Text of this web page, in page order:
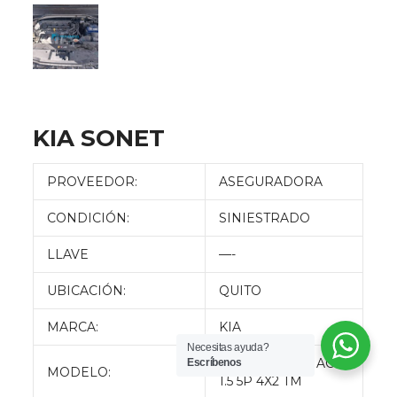
KIA SONET
PROVEEDOR: ASEGURADORA
CONDICIÓN: SINIESTRADO
LLAVE —-
UBICACIÓN: QUITO
MARCA: KIA
MODELO:
SONET LX STD AC
1.5 5P 4X2 TM
Necesitas ayuda?
Escríbenos